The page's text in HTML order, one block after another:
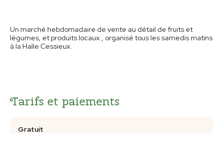
Un marché hebdomadaire de vente au détail de fruits et
légumes, et produits locaux., organisé tous les samedis matins
à la Halle Cessieux.
Tarifs et paiements
Gratuit